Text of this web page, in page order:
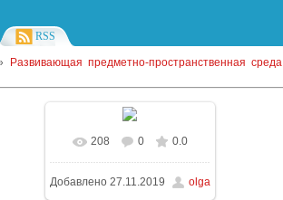
RSS
Развивающая предметно-пространственная среда
208 0 0.0
Добавлено27.11.2019 olga